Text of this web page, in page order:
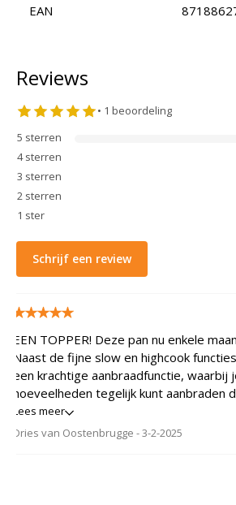
EAN
Reviews
• 1 beoordeling
5 sterren
4 sterren
3 sterren
2 sterren
1 ster
Schrijf een review
EEN TOPPER! Deze pan nu enkele
Naast de fijne slow en highcook
een krachtige aanbraadfunctie, waarbij
hoeveelheden tegelijk kunt aanbraden
‘traditioneel’ aanbraden. De fastcook
extra voor bv een gerecht te laten
Lees meer
Dries van Oostenbrugge - 3-2-2025